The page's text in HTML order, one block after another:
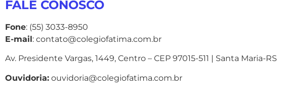
FALE CONOSCO
Fone: (55) 3033-8950
E-mail: contato@colegiofatima.com.br
Av. Presidente Vargas, 1449, Centro – CEP 97015-511 | Santa Maria-RS
Ouvidoria: ouvidoria@colegiofatima.com.br